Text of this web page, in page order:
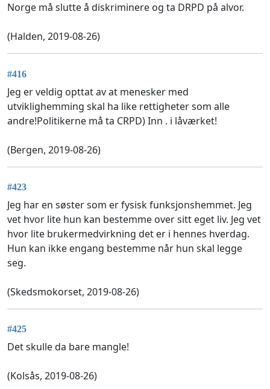
Norge må slutte å diskriminere og ta DRPD på alvor.
(Halden, 2019-08-26)
#416
Jeg er veldig opttat av at menesker med
utviklighemming skal ha like rettigheter som alle
andre!Politikerne må ta CRPD) Inn . i låværket!
(Bergen, 2019-08-26)
#423
Jeg har en søster som er fysisk funksjonshemmet. Jeg
vet hvor lite hun kan bestemme over sitt eget liv. Jeg vet
hvor lite brukermedvirkning det er i hennes hverdag.
Hun kan ikke engang bestemme når hun skal legge
seg.
(Skedsmokorset, 2019-08-26)
#425
Det skulle da bare mangle!
(Kolsås, 2019-08-26)